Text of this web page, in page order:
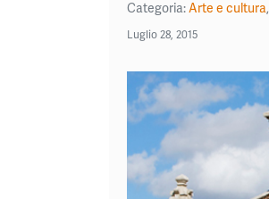
Categoria:Arte e cultura,
Luglio 28, 2015